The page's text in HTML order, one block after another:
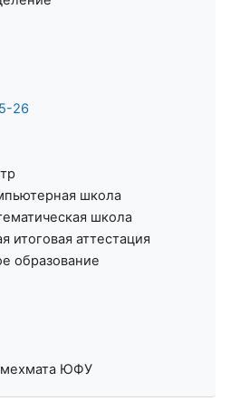
26
школа
школа
итоговая аттестация
образование
мехмата ЮФУ